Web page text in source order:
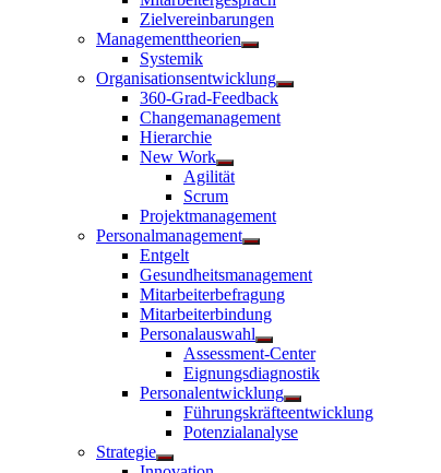
Zielvereinbarungen
Managementtheorien
Untermenü
Systemik
Organisationsentwicklung
Untermenü
360-Grad-Feedback
Changemanagement
Hierarchie
New Work
Untermenü
anzeigen
Agilität
Scrum
Projektmanagement
Personalmanagement
Untermenü
Entgelt
Gesundheitsmanagement
Mitarbeiterbefragung
Mitarbeiterbindung
Personalauswahl
Untermenü
anzeigen
Assessment-Center
Eignungsdiagnostik
Personalentwicklung
Untermenü
anzeigen
Führungskräfteentwicklung
Potenzialanalyse
Strategie
Untermenü